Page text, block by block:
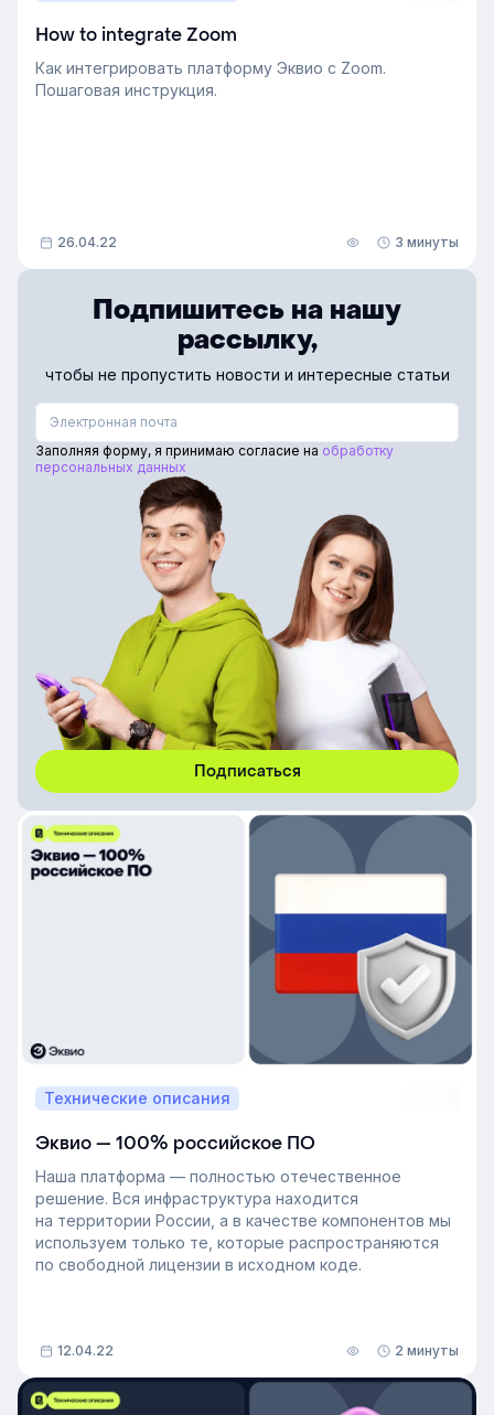
How to integrate Zoom
Как интегрировать платформу Эквио с Zoom.
Пошаговая инструкция.
26.04.22 3 минуты
Подпишитесь на нашу
рассылку,
чтобы не пропустить новости и интересные статьи
Заполняя форму, я принимаю согласие на обработку
персональных данных
Технические описания
Эквио — 100% российское ПО
Наша платформа — полностью отечественное
решение. Вся инфраструктура находится
на территории России, а в качестве компонентов мы
используем только те, которые распространяются
по свободной лицензии в исходном коде.
12.04.22 2 минуты